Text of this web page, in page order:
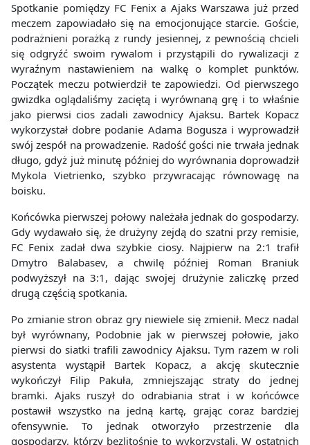
Spotkanie pomiędzy FC Fenix a Ajaks Warszawa już przed
meczem zapowiadało się na emocjonujące starcie. Goście,
podrażnieni porażką z rundy jesiennej, z pewnością chcieli
się odgryźć swoim rywalom i przystąpili do rywalizacji z
wyraźnym nastawieniem na walkę o komplet punktów.
Początek meczu potwierdził te zapowiedzi. Od pierwszego
gwizdka oglądaliśmy zaciętą i wyrównaną grę i to właśnie
jako pierwsi cios zadali zawodnicy Ajaksu. Bartek Kopacz
wykorzystał dobre podanie Adama Bogusza i wyprowadził
swój zespół na prowadzenie. Radość gości nie trwała jednak
długo, gdyż już minutę później do wyrównania doprowadził
Mykola Vietrienko, szybko przywracając równowagę na
boisku.
Końcówka pierwszej połowy należała jednak do gospodarzy.
Gdy wydawało się, że drużyny zejdą do szatni przy remisie,
FC Fenix zadał dwa szybkie ciosy. Najpierw na 2:1 trafił
Dmytro Balabasev, a chwilę później Roman Braniuk
podwyższył na 3:1, dając swojej drużynie zaliczkę przed
drugą częścią spotkania.
Po zmianie stron obraz gry niewiele się zmienił. Mecz nadal
był wyrównany, Podobnie jak w pierwszej połowie, jako
pierwsi do siatki trafili zawodnicy Ajaksu. Tym razem w roli
asystenta wystąpił Bartek Kopacz, a akcję skutecznie
wykończył Filip Pakuła, zmniejszając straty do jednej
bramki. Ajaks ruszył do odrabiania strat i w końcówce
postawił wszystko na jedną kartę, grając coraz bardziej
ofensywnie. To jednak otworzyło przestrzenie dla
gospodarzy, którzy bezlitośnie to wykorzystali. W ostatnich